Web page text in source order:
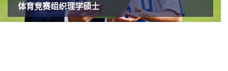
体育竞赛组织理学硕士